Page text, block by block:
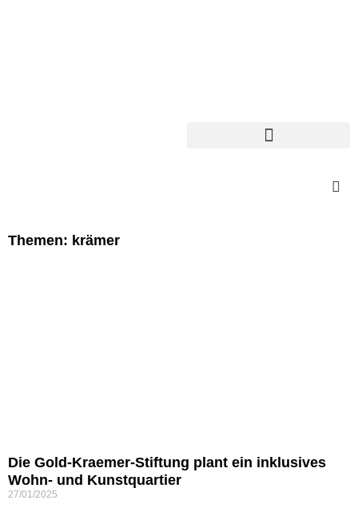
Themen: krämer
Die Gold-Kraemer-Stiftung plant ein inklusives
Wohn- und Kunstquartier
27/01/2025